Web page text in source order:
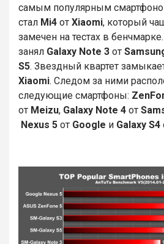
самым популярным
стал Mi4 от Xiaomi, который
замечен на тестах в
занял Galaxy Note 3 от
S5. Звездный квартет
Xiaomi. Следом за ними
следующие смартфоны:
от Meizu, Galaxy Note 4 от
Nexus 5 от Google и Galaxy S4